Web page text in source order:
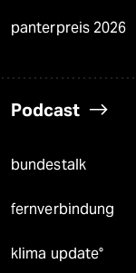
panterpreis 2026
Podcast
bundestalk
fernverbindung
klima update°